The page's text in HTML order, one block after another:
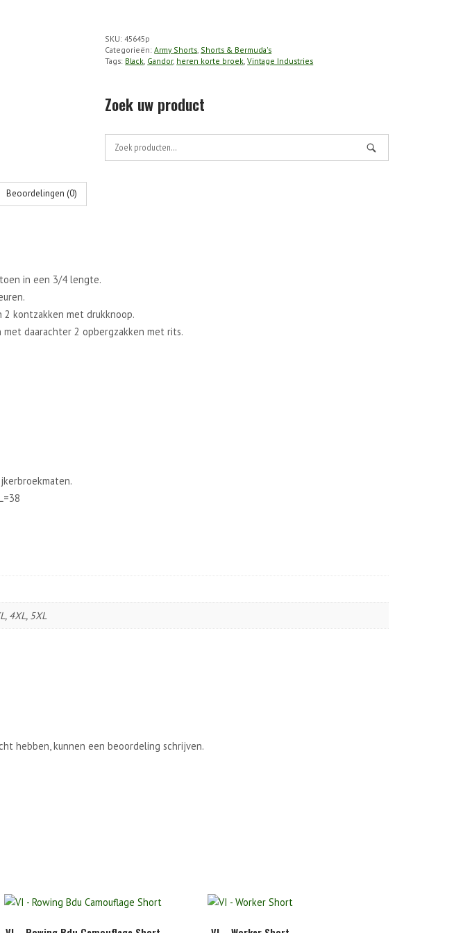
aantal
SKU:45645p
Categorieën:Army Shorts, Shorts & Bermuda's
Tags: Black, Gandor, heren korte broek,Vintage Industries
Zoek uw product
Zoek
Beoordelingen (0)
in een 3/4 lengte.
kontzakken met drukknoop.
daarachter 2 opbergzakken met rits.
4XL, 5XL
hebben, kunnen een beoordeling schrijven.